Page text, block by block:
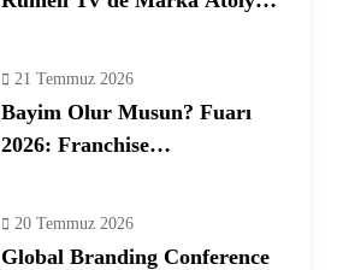
21 Temmuz 2026
Bayim Olur Musun? Fuarı
2026: Franchise
20 Temmuz 2026
Global Branding Conference